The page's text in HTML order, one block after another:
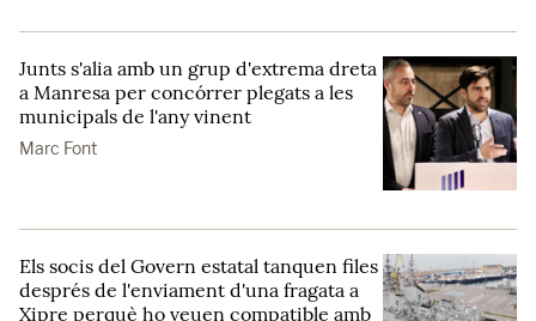
Junts s'alia amb un grup d'extrema dreta
a Manresa per concórrer plegats a les
municipals de l'any vinent
Marc Font
Els socis del Govern estatal tanquen files
després de l'enviament d'una fragata a
Xipre perquè ho veuen compatible amb